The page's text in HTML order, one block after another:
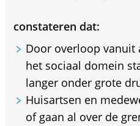
constateren dat:
Door overloop vanuit
het sociaal domein
langer onder grote
Huisartsen en
of gaan al over de